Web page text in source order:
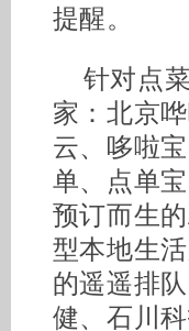
提醒。
针对点
家：北京
云、哆啦
单、点单
预订而生
型本地生
的遥遥排
健、石川